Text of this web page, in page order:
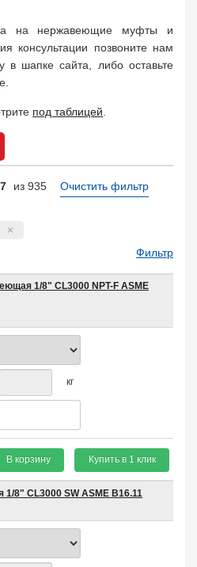
1708на нержавеющие муфты и
консультации позвоните нам
в шапке сайта, либо оставьте
под таблицей
из 935 Очистить фильтр
Фильтр
1/8" CL3000 NPT-F ASME
кг
В корзину Купить в 1 клик
8" CL3000 SW ASME B16.11